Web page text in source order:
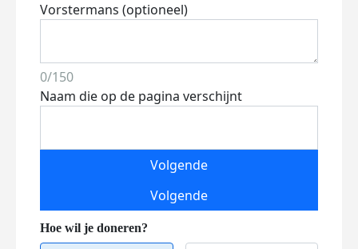
Vorstermans (optioneel)
0/150
Naam die op de pagina verschijnt
Volgende
Volgende